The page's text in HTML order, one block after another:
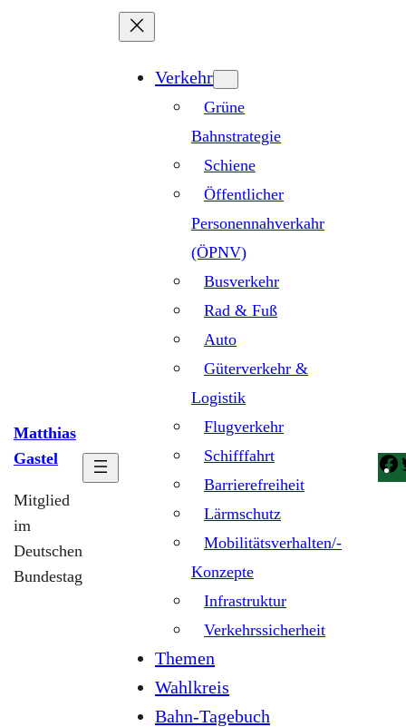
Matthias
Gastel
Mitglied
im
Deutschen
Bundestag
Verkehr
Grüne
Bahnstrategie
Schiene
Öffentlicher
Personennahverkahr
(ÖPNV)
Busverkehr
Rad & Fuß
Auto
Güterverkehr &
Logistik
Flugverkehr
Schifffahrt
Barrierefreiheit
Lärmschutz
Mobilitätsverhalten/-
Konzepte
Infrastruktur
Verkehrssicherheit
Themen
Wahlkreis
Bahn-Tagebuch